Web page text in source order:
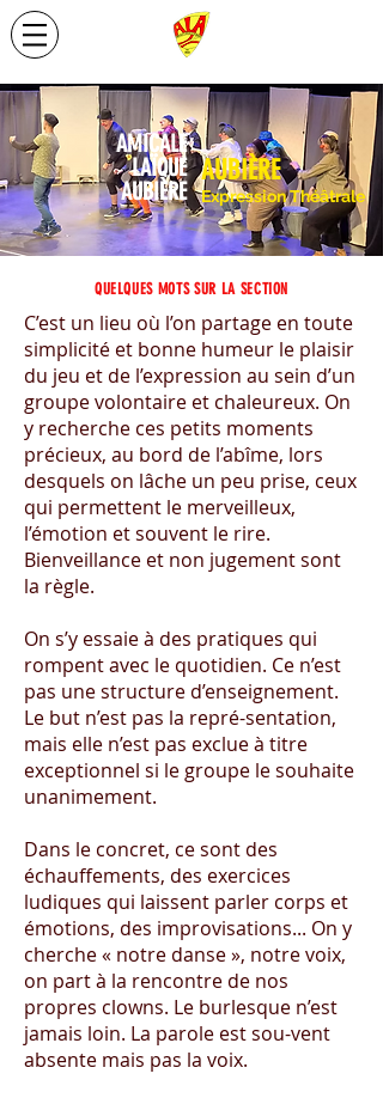
AMICALE
LAÏQUE
AUBIÈRE
AUBIÈRE
Expression Théâtrale
QUELQUES MOTS SUR LA SECTION
C’est un lieu où l’on partage en toute
simplicité et bonne humeur le plaisir
du jeu et de l’expression au sein d’un
groupe volontaire et chaleureux. On
y recherche ces petits moments
précieux, au bord de l’abîme, lors
desquels on lâche un peu prise, ceux
qui permettent le merveilleux,
l’émotion et souvent le rire.
Bienveillance et non jugement sont
la règle.
On s’y essaie à des pratiques qui
rompent avec le quotidien. Ce n’est
pas une structure d’enseignement.
Le but n’est pas la repré-sentation,
mais elle n’est pas exclue à titre
exceptionnel si le groupe le souhaite
unanimement.
Dans le concret, ce sont des
échauffements, des exercices
ludiques qui laissent parler corps et
émotions, des improvisations... On y
cherche « notre danse », notre voix,
on part à la rencontre de nos
propres clowns. Le burlesque n’est
jamais loin. La parole est sou-vent
absente mais pas la voix.